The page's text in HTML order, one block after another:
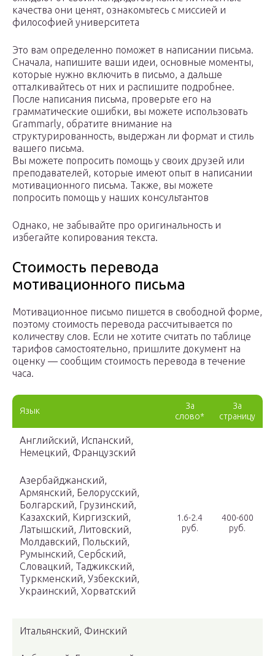
качества они ценят, ознакомьтесь с миссией и
философией университета
Это вам определенно поможет в написании письма.
Сначала, напишите ваши идеи, основные моменты,
которые нужно включить в письмо, а дальше
отталкивайтесь от них и распишите подробнее.
После написания письма, проверьте его на
грамматические ошибки, вы можете использовать
Grammarly, обратите внимание на
структурированность, выдержан ли формат и стиль
вашего письма.
Вы можете попросить помощь у своих друзей или
преподавателей, которые имеют опыт в написании
мотивационного письма. Также, вы можете
попросить помощь у наших консультантов
Однако, не забывайте про оригинальность и
избегайте копирования текста.
Стоимость перевода
мотивационного письма
Мотивационное письмо пишется в свободной форме,
поэтому стоимость перевода рассчитывается по
количеству слов. Если не хотите считать по таблице
тарифов самостоятельно, пришлите документ на
оценку — сообщим стоимость перевода в течение
часа.
Язык
За
слово*
За
страницу
Английский, Испанский,
Немецкий, Французский
Азербайджанский,
Армянский, Белорусский,
Болгарский, Грузинский,
Казахский, Киргизский,
Латышский, Литовский,
Молдавский, Польский,
Румынский, Сербский,
Словацкий, Таджикский,
Туркменский, Узбекский,
Украинский, Хорватский
1.6-2.4
руб.
400-600
руб.
Итальянский, Финский